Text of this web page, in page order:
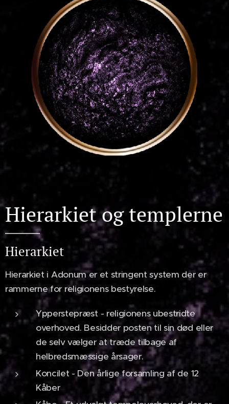
Hierarkiet og templerne
Hierarkiet
Hierarkiet i Adonum er et stringent system der er
rammerne for religionens bestyrelse.
Ypperstepræst - religionens ubestridte
overhoved. Besidder posten til sin død eller
de selv vælger at træde tilbage af
helbredsmæssige årsager.
Koncilet - Den årlige forsamling af de 12
Kåber